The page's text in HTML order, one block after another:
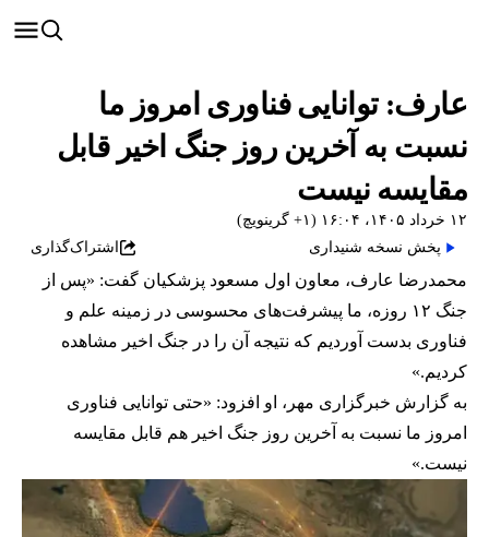
عارف: توانایی فناوری امروز ما
نسبت به آخرین روز جنگ اخیر قابل
مقایسه نیست
۱۲ خرداد ۱۴۰۵، ۱۶:۰۴ (‎+۱ گرینویچ)
پخش نسخه شنیداری
اشتراک‌گذاری
محمدرضا عارف، معاون اول مسعود پزشکیان گفت: «پس از
جنگ ۱۲ روزه، ما پیشرفت‌های محسوسی در زمینه علم و
فناوری بدست آوردیم که نتیجه آن را در جنگ اخیر مشاهده
کردیم.»
به گزارش خبرگزاری مهر، او افزود: «حتی توانایی فناوری
امروز ما نسبت به آخرین روز جنگ اخیر هم قابل مقایسه
نیست.»